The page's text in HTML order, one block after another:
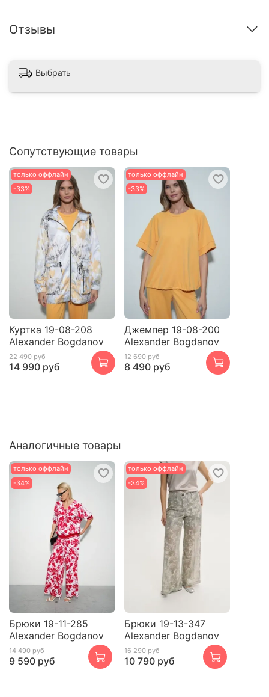
Отзывы
Выбрать
Сопутствующие товары
только оффлайн
-33%
Куртка 19-08-208
Alexander Bogdanov
22 490 руб
14 990 руб
только оффлайн
-33%
Джемпер 19-08-200
Alexander Bogdanov
12 690 руб
8 490 руб
Аналогичные товары
только оффлайн
-34%
Брюки 19-11-285
Alexander Bogdanov
14 490 руб
9 590 руб
только оффлайн
-34%
Брюки 19-13-347
Alexander Bogdanov
16 290 руб
10 790 руб